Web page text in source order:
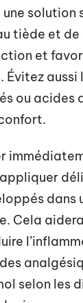
solution
tiède et
et
aussi
ou acides
dans
Cela
selon les